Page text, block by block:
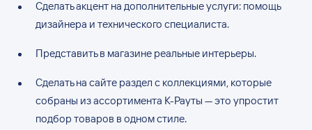
Сделать акцент на дополнительные услуги: помощь
дизайнера и технического специалиста.
Представить в магазине реальные интерьеры.
Сделать на сайте раздел с коллекциями, которые
собраны из ассортимента К-Рауты — это упростит
подбор товаров в одном стиле.